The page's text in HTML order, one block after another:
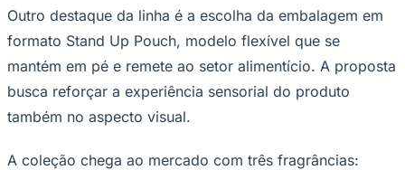
Premier League
La Liga
Bundesliga
Mundial 2026
Times - Ir direto
Outro destaque da linha é a escolha da embalagem em
formato Stand Up Pouch, modelo flexível que se
mantém em pé e remete ao setor alimentício. A proposta
busca reforçar a experiência sensorial do produto
também no aspecto visual.
A coleção chega ao mercado com três fragrâncias: